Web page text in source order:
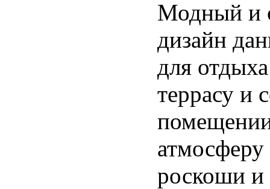
Модный и
дизайн
для
террасу и
роскоши и